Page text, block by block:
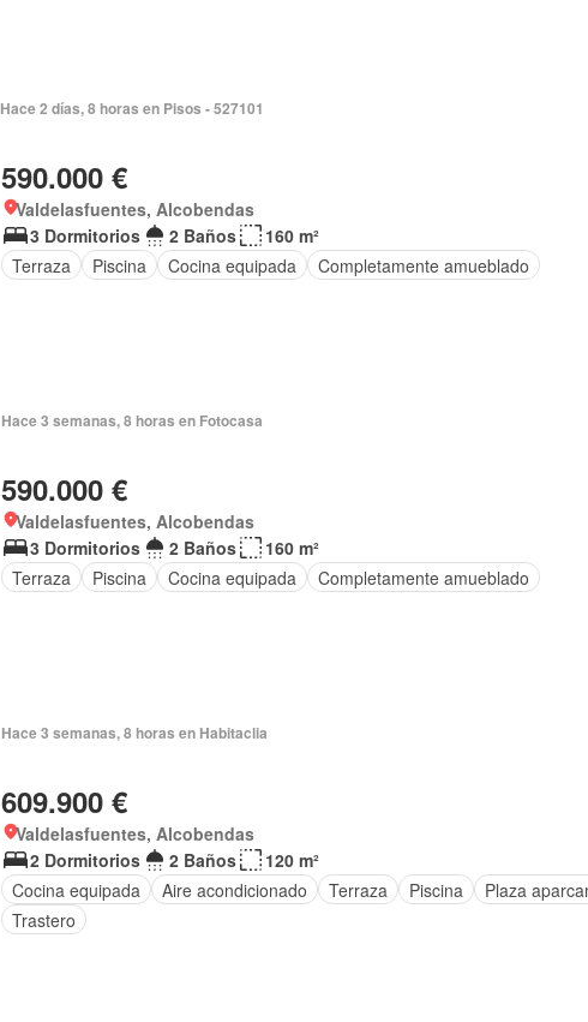
Hace 2 días, 8 horas en Pisos - 527101
590.000 €
Valdelasfuentes, Alcobendas
3 Dormitorios
2 Baños
160 m²
Terraza
Piscina Cocina equipada Completamente amueblado
Hace 3 semanas, 8 horas en Fotocasa
590.000 €
Valdelasfuentes, Alcobendas
3 Dormitorios
2 Baños
160 m²
Terraza
Piscina Cocina equipada Completamente amueblado
Hace 3 semanas, 8 horas en Habitaclia
609.900 €
Valdelasfuentes, Alcobendas
2 Dormitorios
2 Baños
120 m²
Cocina equipada
Aire acondicionado Terraza Piscina
Plaza
Trastero